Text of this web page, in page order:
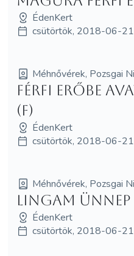
ÉdenKert
csütörtök, 2018-06-
Méhnővérek, Pozsgai
Férfi Erőbe
(F)
ÉdenKert
csütörtök, 2018-06-
Méhnővérek, Pozsgai
Lingam
ÉdenKert
csütörtök, 2018-06-